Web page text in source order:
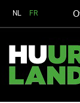
NL FR